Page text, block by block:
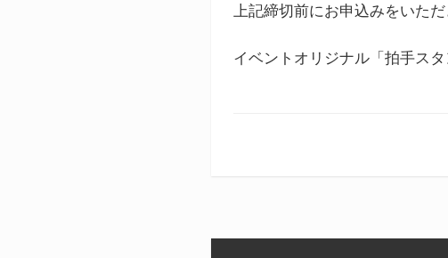
上記締切前にお申込みをいた
イベントオリジナル「拍手ス